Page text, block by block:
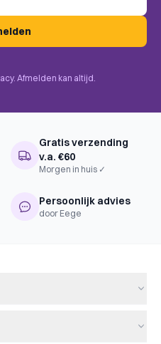
Management, End Game
Once-Per-Game
Solo / Solitaire Game,
Afmelden kan altijd.
Gratis verzending
v.a. €60
Morgen in huis ✓
Persoonlijk advies
door Eege